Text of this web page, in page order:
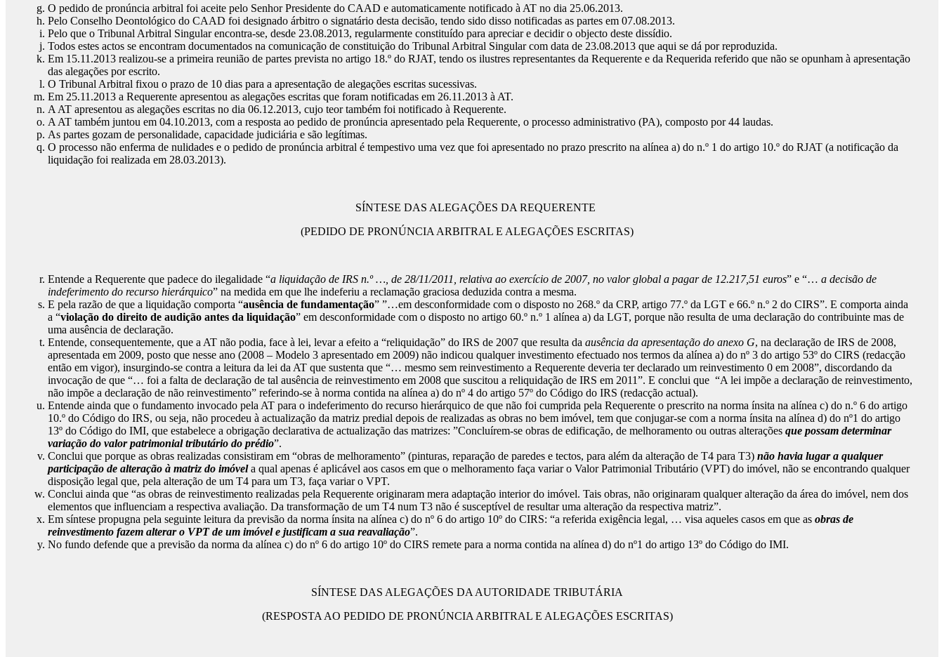
O pedido de pronúncia arbitral foi aceite pelo Senhor Presidente do CAAD e automaticamente notificado à AT no dia 25.06.2013.
Pelo Conselho Deontológico do CAAD foi designado árbitro o signatário desta decisão, tendo sido disso notificadas as partes em 07.08.2013.
Pelo que o Tribunal Arbitral Singular encontra-se, desde 23.08.2013, regularmente constituído para apreciar e decidir o objecto deste dissídio.
Todos estes actos se encontram documentados na comunicação de constituição do Tribunal Arbitral Singular com data de 23.08.2013 que aqui se dá por reproduzida.
Em 15.11.2013 realizou-se a primeira reunião de partes prevista no artigo 18.º do RJAT, tendo os ilustres representantes da Requerente e da Requerida referido que não se opunham à apresentação
das alegações por escrito.
O Tribunal Arbitral fixou o prazo de 10 dias para a apresentação de alegações escritas sucessivas.
Em 25.11.2013 a Requerente apresentou as alegações escritas que foram notificadas em 26.11.2013 à AT.
A AT apresentou as alegações escritas no dia 06.12.2013, cujo teor também foi notificado à Requerente.
A AT também juntou em 04.10.2013, com a resposta ao pedido de pronúncia apresentado pela Requerente, o processo administrativo (PA), composto por 44 laudas.
As partes gozam de personalidade, capacidade judiciária e são legítimas.
O processo não enferma de nulidades e o pedido de pronúncia arbitral é tempestivo uma vez que foi apresentado no prazo prescrito na alínea a) do n.º 1 do artigo 10.º do RJAT (a notificação da
liquidação foi realizada em 28.03.2013).
SÍNTESE DAS ALEGAÇÕES DA REQUERENTE
(PEDIDO DE PRONÚNCIA ARBITRAL E ALEGAÇÕES ESCRITAS)
Entende a Requerente que padece do ilegalidade “a liquidação de IRS n.º …, de 28/11/2011, relativa ao exercício de 2007, no valor global a pagar de 12.217,51 euros” e “… a decisão de
indeferimento do recurso hierárquico” na medida em que lhe indeferiu a reclamação graciosa deduzida contra a mesma.
E pela razão de que a liquidação comporta “ausência de fundamentação” ”…em desconformidade com o disposto no 268.º da CRP, artigo 77.º da LGT e 66.º n.º 2 do CIRS”. E comporta ainda
a “violação do direito de audição antes da liquidação” em desconformidade com o disposto no artigo 60.º n.º 1 alínea a) da LGT, porque não resulta de uma declaração do contribuinte mas de
uma ausência de declaração.
Entende, consequentemente, que a AT não podia, face à lei, levar a efeito a “reliquidação” do IRS de 2007 que resulta da ausência da apresentação do anexo G, na declaração de IRS de 2008,
apresentada em 2009, posto que nesse ano (2008 – Modelo 3 apresentado em 2009) não indicou qualquer investimento efectuado nos termos da alínea a) do nº 3 do artigo 53º do CIRS (redacção
então em vigor), insurgindo-se contra a leitura da lei da AT que sustenta que “… mesmo sem reinvestimento a Requerente deveria ter declarado um reinvestimento 0 em 2008”, discordando da
invocação de que “… foi a falta de declaração de tal ausência de reinvestimento em 2008 que suscitou a reliquidação de IRS em 2011”. E conclui que “A lei impõe a declaração de reinvestimento,
não impõe a declaração de não reinvestimento” referindo-se à norma contida na alínea a) do nº 4 do artigo 57º do Código do IRS (redacção actual).
Entende ainda que o fundamento invocado pela AT para o indeferimento do recurso hierárquico de que não foi cumprida pela Requerente o prescrito na norma ínsita na alínea c) do n.º 6 do artigo
10.º do Código do IRS, ou seja, não procedeu à actualização da matriz predial depois de realizadas as obras no bem imóvel, tem que conjugar-se com a norma ínsita na alínea d) do nº1 do artigo
13º do Código do IMI, que estabelece a obrigação declarativa de actualização das matrizes: ”Concluírem-se obras de edificação, de melhoramento ou outras alterações que possam determinar
variação do valor patrimonial tributário do prédio”.
Conclui que porque as obras realizadas consistiram em “obras de melhoramento” (pinturas, reparação de paredes e tectos, para além da alteração de T4 para T3) não havia lugar a qualquer
participação de alteração à matriz do imóvela qual apenas é aplicável aos casos em que o melhoramento faça variar o Valor Patrimonial Tributário (VPT) do imóvel, não se encontrando qualquer
disposição legal que, pela alteração de um T4 para um T3, faça variar o VPT.
Conclui ainda que “as obras de reinvestimento realizadas pela Requerente originaram mera adaptação interior do imóvel. Tais obras, não originaram qualquer alteração da área do imóvel, nem dos
elementos que influenciam a respectiva avaliação. Da transformação de um T4 num T3 não é susceptível de resultar uma alteração da respectiva matriz”.
Em síntese propugna pela seguinte leitura da previsão da norma ínsita na alínea c) do nº 6 do artigo 10º do CIRS: “a referida exigência legal, … visa aqueles casos em que as obras de
reinvestimento fazem alterar o VPT de um imóvel e justificam a sua reavaliação”.
No fundo defende que a previsão da norma da alínea c) do nº 6 do artigo 10º do CIRS remete para a norma contida na alínea d) do nº1 do artigo 13º do Código do IMI.
SÍNTESE DAS ALEGAÇÕES DA AUTORIDADE TRIBUTÁRIA
(RESPOSTA AO PEDIDO DE PRONÚNCIA ARBITRAL E ALEGAÇÕES ESCRITAS)